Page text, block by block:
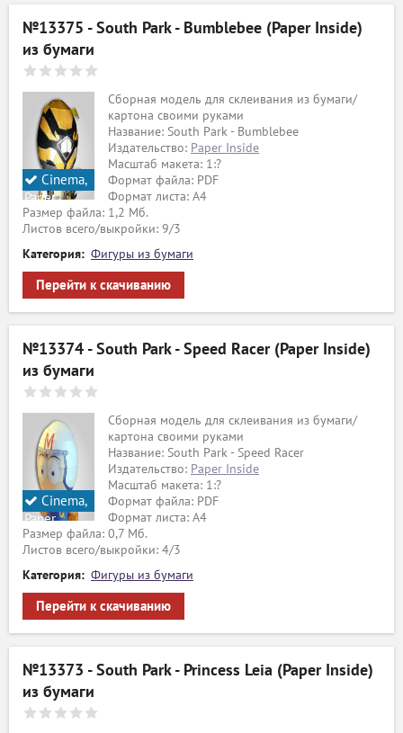
№13375 - South Park - Bumblebee (Paper Inside)
из бумаги
Cinema,
Paper
Inside
Сборная модель для склеивания из бумаги/
картона своими руками
Название: South Park - Bumblebee
Издательство: Paper Inside
Масштаб макета: 1:?
Формат файла: PDF
Формат листа: А4
Размер файла: 1,2 Мб.
Листов всего/выкройки: 9/3
Категория: Фигуры из бумаги
Перейти к скачиванию
№13374 - South Park - Speed Racer (Paper Inside)
из бумаги
Cinema,
Paper
Inside
Сборная модель для склеивания из бумаги/
картона своими руками
Название: South Park - Speed Racer
Издательство: Paper Inside
Масштаб макета: 1:?
Формат файла: PDF
Формат листа: А4
Размер файла: 0,7 Мб.
Листов всего/выкройки: 4/3
Категория: Фигуры из бумаги
Перейти к скачиванию
№13373 - South Park - Princess Leia (Paper Inside)
из бумаги